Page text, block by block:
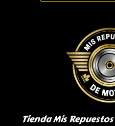
Tienda Mis